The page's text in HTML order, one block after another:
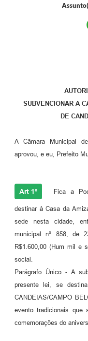
Canal da Ouvidoria
Publicações
Plano Diretor
Farmácia Municipal
Orientações COVID-19
Contratos
Carta de Serviços
Legislação
SUBVENCIONAR A
DE
A Câmara Municipal
aprovou, e eu, Prefeito
Art 1º Fica a
destinar à Casa da
sede nesta cidade,
municipal nº 858, de
R$1.600,00 (Hum mil e
social.
Parágrafo Único - A
presente lei, se
CANDEIAS/CAMPO
evento tradicionais
comemorações do